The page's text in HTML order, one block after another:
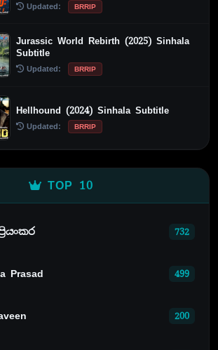
Updated: BRRIP
Jurassic World Rebirth (2025) Sinhala
Subtitle
Updated: BRRIP
Hellhound (2024) Sinhala Subtitle
Updated: BRRIP
TOP 10
732
Prasad 499
200